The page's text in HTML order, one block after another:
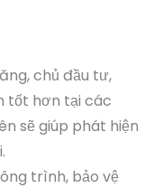
chủ đầu tư,
tốt hơn tại các
sẽ giúp phát hiện
trình, bảo vệ